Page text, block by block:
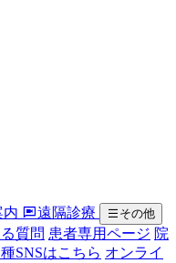
内 遠隔診療 その他
質問 患者専用ページ 院
SNSはこちら オンライ